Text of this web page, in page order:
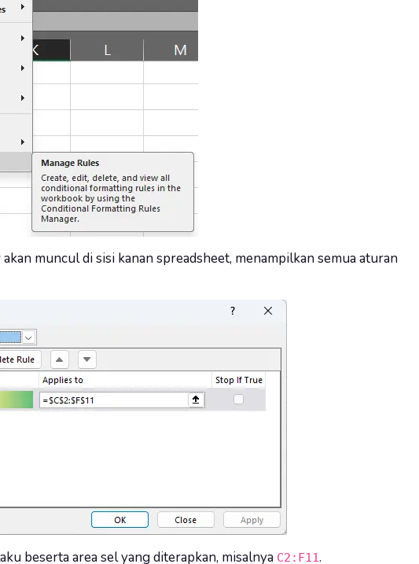
akan muncul di sisi kanan spreadsheet, menampilkan semua aturan
beserta area sel yang diterapkan, misalnya C2:F11.